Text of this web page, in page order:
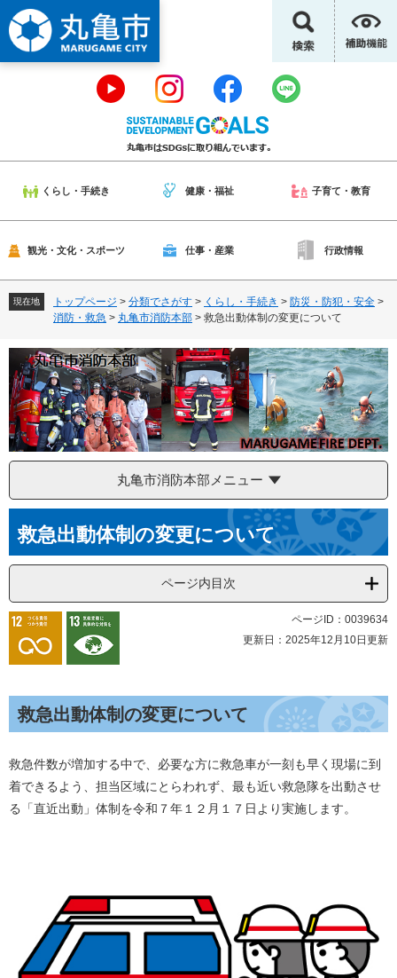
ー
ジ
の
。
ニ
ュ
ー
て
くらし・手続き 健康・福祉 子育て・教育
観光・文化・スポーツ 仕事・産業 行政情報
現在地 トップページ > 分類でさがす > くらし・手続き > 防災・防犯・安全 >
消防・救急 > 丸亀市消防本部 > 救急出動体制の変更について
丸亀市消防本部メニュー
文救急出動体制の変更について
ページ内目次
ページID：0039634
更新日：2025年12月10日更新
救急出動体制の変更について
救急件数が増加する中で、必要な方に救急車が一刻も早く現場に到
着できるよう、担当区域にとらわれず、最も近い救急隊を出動させ
る「直近出動」体制を令和７年１２月１７日より実施します。